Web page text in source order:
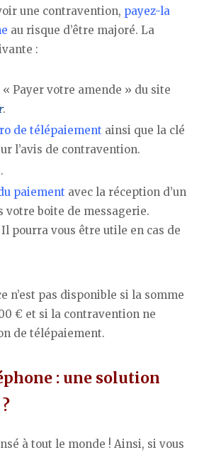
une contravention, payez-la
au risque d’être majoré. La
:
Payer votre amende » du site
.
de télépaiement ainsi que la clé
l’avis de contravention.
paiement avec la réception d’un
votre boite de messagerie.
pourra vous être utile en cas de
n’est pas disponible si la somme
€ et si la contravention ne
de télépaiement.
: une solution
à tout le monde ! Ainsi, si vous